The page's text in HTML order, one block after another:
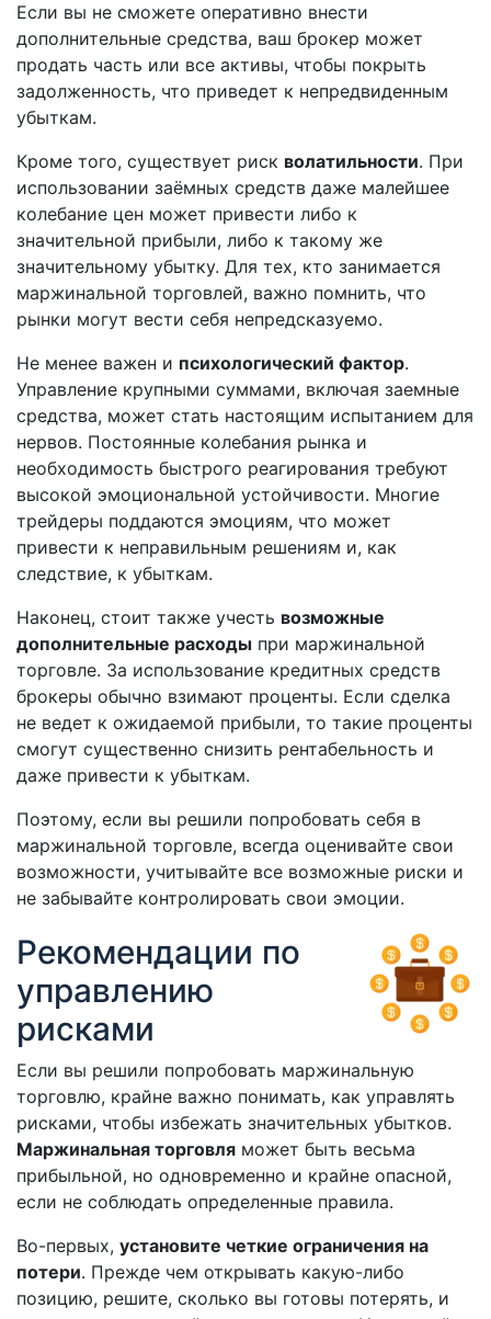
Если вы не сможете оперативно внести
дополнительные средства, ваш брокер может
продать часть или все активы, чтобы покрыть
задолженность, что приведет к непредвиденным
убыткам.
Кроме того, существует риск волатильности. При
использовании заёмных средств даже малейшее
колебание цен может привести либо к
значительной прибыли, либо к такому же
значительному убытку. Для тех, кто занимается
маржинальной торговлей, важно помнить, что
рынки могут вести себя непредсказуемо.
Не менее важен и психологический фактор.
Управление крупными суммами, включая заемные
средства, может стать настоящим испытанием для
нервов. Постоянные колебания рынка и
необходимость быстрого реагирования требуют
высокой эмоциональной устойчивости. Многие
трейдеры поддаются эмоциям, что может
привести к неправильным решениям и, как
следствие, к убыткам.
Наконец, стоит также учесть возможные
дополнительные расходы при маржинальной
торговле. За использование кредитных средств
брокеры обычно взимают проценты. Если сделка
не ведет к ожидаемой прибыли, то такие проценты
смогут существенно снизить рентабельность и
даже привести к убыткам.
Поэтому, если вы решили попробовать себя в
маржинальной торговле, всегда оценивайте свои
возможности, учитывайте все возможные риски и
не забывайте контролировать свои эмоции.
Рекомендации по
управлению
рисками
Если вы решили попробовать маржинальную
торговлю, крайне важно понимать, как управлять
рисками, чтобы избежать значительных убытков.
Маржинальная торговля может быть весьма
прибыльной, но одновременно и крайне опасной,
если не соблюдать определенные правила.
Во-первых, установите четкие ограничения на
потери. Прежде чем открывать какую-либо
позицию, решите, сколько вы готовы потерять, и